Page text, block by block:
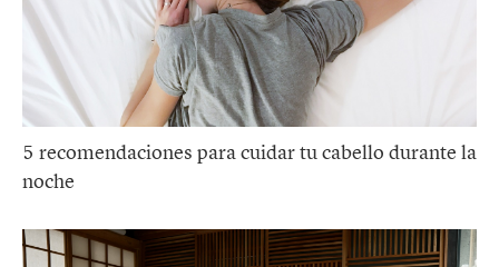
5 recomendaciones para cuidar tu cabello durante la
noche